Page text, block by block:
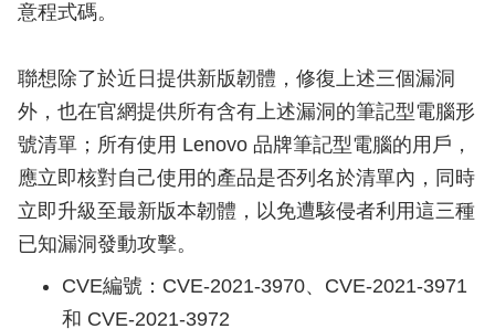
意程式碼。
聯想除了於近日提供新版韌體，修復上述三個漏洞
外，也在官網提供所有含有上述漏洞的筆記型電腦形
號清單；所有使用 Lenovo 品牌筆記型電腦的用戶，
應立即核對自己使用的產品是否列名於清單內，同時
立即升級至最新版本韌體，以免遭駭侵者利用這三種
已知漏洞發動攻擊。
CVE編號：CVE-2021-3970、CVE-2021-3971
和 CVE-2021-3972